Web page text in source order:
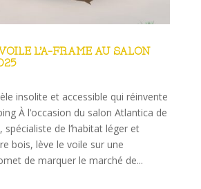
L’A-FRAME AU SALON
insolite et accessible qui réinvente
À l’occasion du salon Atlantica de
spécialiste de l’habitat léger et
bois, lève le voile sur une
de marquer le marché de...